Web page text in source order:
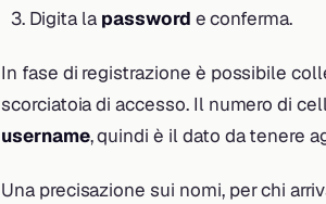
Digita la password e conferma.
In fase di registrazione è possibile
scorciatoia di accesso. Il numero di
username, quindi è il dato da tenere
Una precisazione sui nomi, per chi